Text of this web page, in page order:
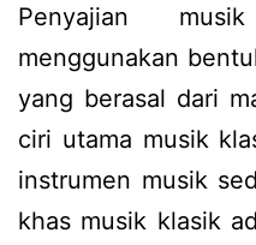
Penyajian
menggunakan
yang berasal dari
ciri utama musik
instrumen musik
khas musik klasik